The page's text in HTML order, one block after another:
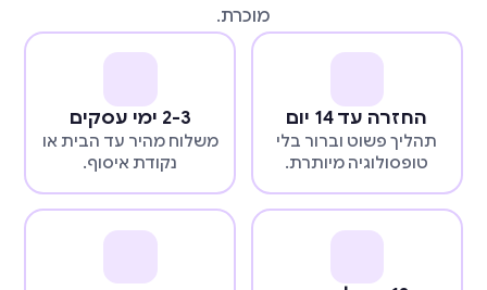
מוכרת.
החזרה עד 14 יום
תהליך פשוט וברור בלי
טופסולוגיה מיותרת.
2-3 ימי עסקים
משלוח מהיר עד הבית או
נקודת איסוף.